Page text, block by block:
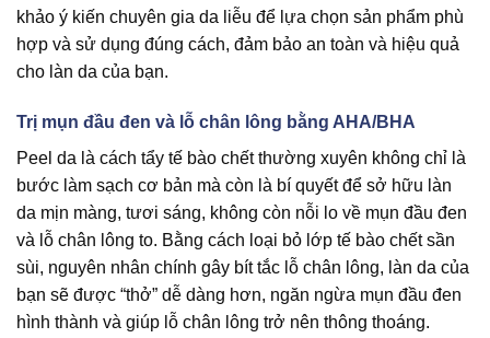
khảo ý kiến chuyên gia da liễu để lựa chọn sản phẩm phù
hợp và sử dụng đúng cách, đảm bảo an toàn và hiệu quả
cho làn da của bạn.
Trị mụn đầu đen và lỗ chân lông bằng AHA/BHA
Peel da là cách tẩy tế bào chết thường xuyên không chỉ là
bước làm sạch cơ bản mà còn là bí quyết để sở hữu làn
da mịn màng, tươi sáng, không còn nỗi lo về mụn đầu đen
và lỗ chân lông to. Bằng cách loại bỏ lớp tế bào chết sần
sùi, nguyên nhân chính gây bít tắc lỗ chân lông, làn da của
bạn sẽ được “thở” dễ dàng hơn, ngăn ngừa mụn đầu đen
hình thành và giúp lỗ chân lông trở nên thông thoáng.